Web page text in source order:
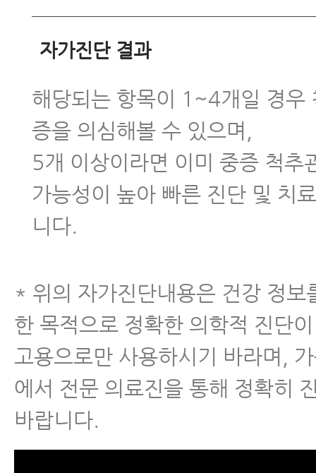
- 척추협착증인데 한쪽 다리만 심
요? 협착증 증상이 아닐 수 있습니
- 척추협착증 환자에게 좋은 뭉친
주는 운동
- 척추관협착증과 허리디스크, 아
이유와 해결 방법
- 협착증치료, 지난 20년간 협착
- 척추협착증원인 2가지, 제대로
료가 가능한 이유를 알 수 있다.
- 허리협착증운동, 매일 반드시 해
5가지 운동
- 척추협착증 수술 없이도 치료가
가지
자가진단 결과
해당되는 항목이 1~4개일 경우
증을 의심해볼 수 있으며,
5개 이상이라면 이미 중증 척추
가능성이 높아 빠른 진단 및 치
니다.
* 위의 자가진단내용은 건강 정보
한 목적으로 정확한 의학적 진단
고용으로만 사용하시기 바라며,
에서 전문 의료진을 통해 정확히
바랍니다.